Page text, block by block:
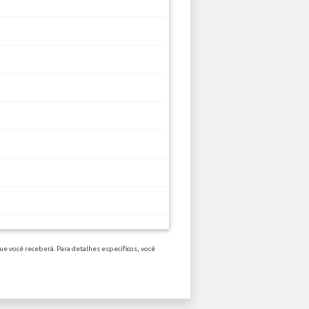
você receberá. Para detalhes específicos, você